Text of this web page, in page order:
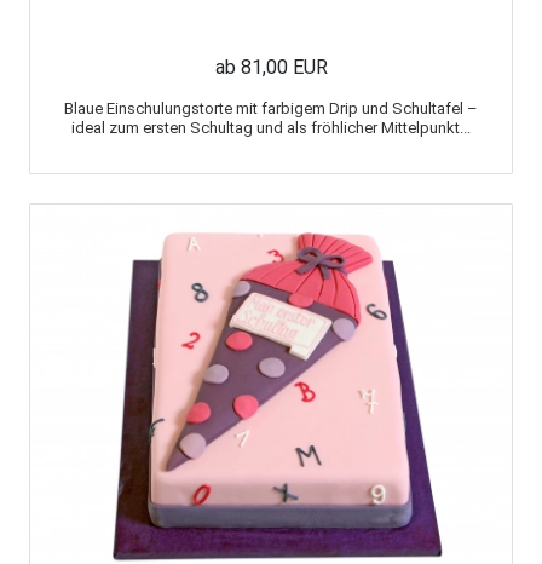
ab 81,00 EUR
Blaue Einschulungstorte mit farbigem Drip und Schultafel –
ideal zum ersten Schultag und als fröhlicher Mittelpunkt...